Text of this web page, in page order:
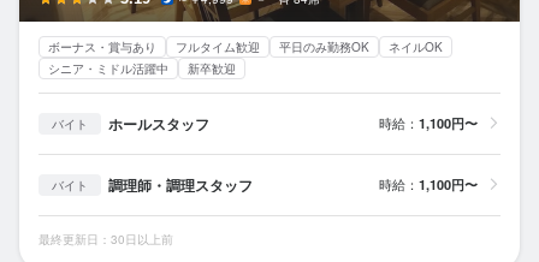
ボーナス・賞与あり フルタイム歓迎 平日のみ勤務OK
ネイルOK
シニア・ミドル活躍中
新卒歓迎
バイト ホールスタッフ 時給： 1,100円〜
バイト 調理師・調理スタッフ 時給： 1,100円〜
最終更新日：30日以上前